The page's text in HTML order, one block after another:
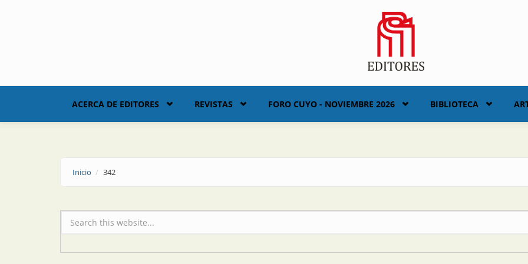
ACERCA DE EDITORES REVISTAS FORO CUYO - NOVIEMBRE 2026 BIBLIOTECA
Inicio 342
Formulario de búsqueda